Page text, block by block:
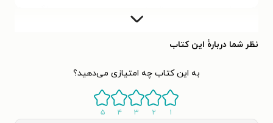
و در تمام این دوران علاقه او به نوشتن همچنان ادامه داشت.
هم می‌شود؛ مسابقه نوشتن بهترین پیام عاشقانه. این تنها
مسابقه نویسندگی نبود که آنا گاوالدا به دنبال شرکت کردن و برنده
شدن در آن باشد. نتیجه این استمرار در نوشتن و بازخورد گرفتن،
نظر شما دربارهٔ این کتاب
به این کتاب چه امتیازی می‌دهید؟
۱ ۲ ۳ ۴ ۵